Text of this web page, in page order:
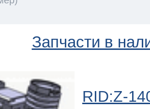
Запчасти в
RID:Z-